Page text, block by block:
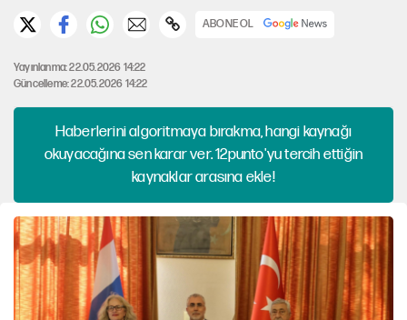
ABONE OL
Yayınlanma: 22.05.2026 14:22
Güncelleme: 22.05.2026 14:22
Haberlerini algoritmaya bırakma, hangi kaynağı
okuyacağına sen karar ver. 12punto'yu tercih ettiğin
kaynaklar arasına ekle!